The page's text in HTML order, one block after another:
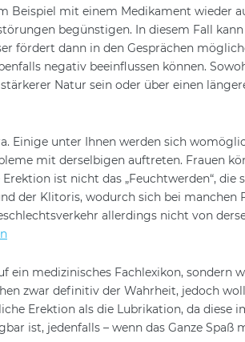
Beispiel mit einem Medikament wieder
begünstigen. In diesem Fall
fördert dann in den Gesprächen
negativ beeinflussen können.
Natur sein oder über einen
Einige unter Ihnen werden sich
mit derselbigen auftreten. Frauen
ist nicht das „Feuchtwerden“, die
der Klitoris, wodurch sich bei manchen
allerdings nicht von
ein medizinisches Fachlexikon, sondern
zwar definitiv der Wahrheit, jedoch
Erektion als die Lubrikation, da diese
ist, jedenfalls – wenn das Ganze Spaß